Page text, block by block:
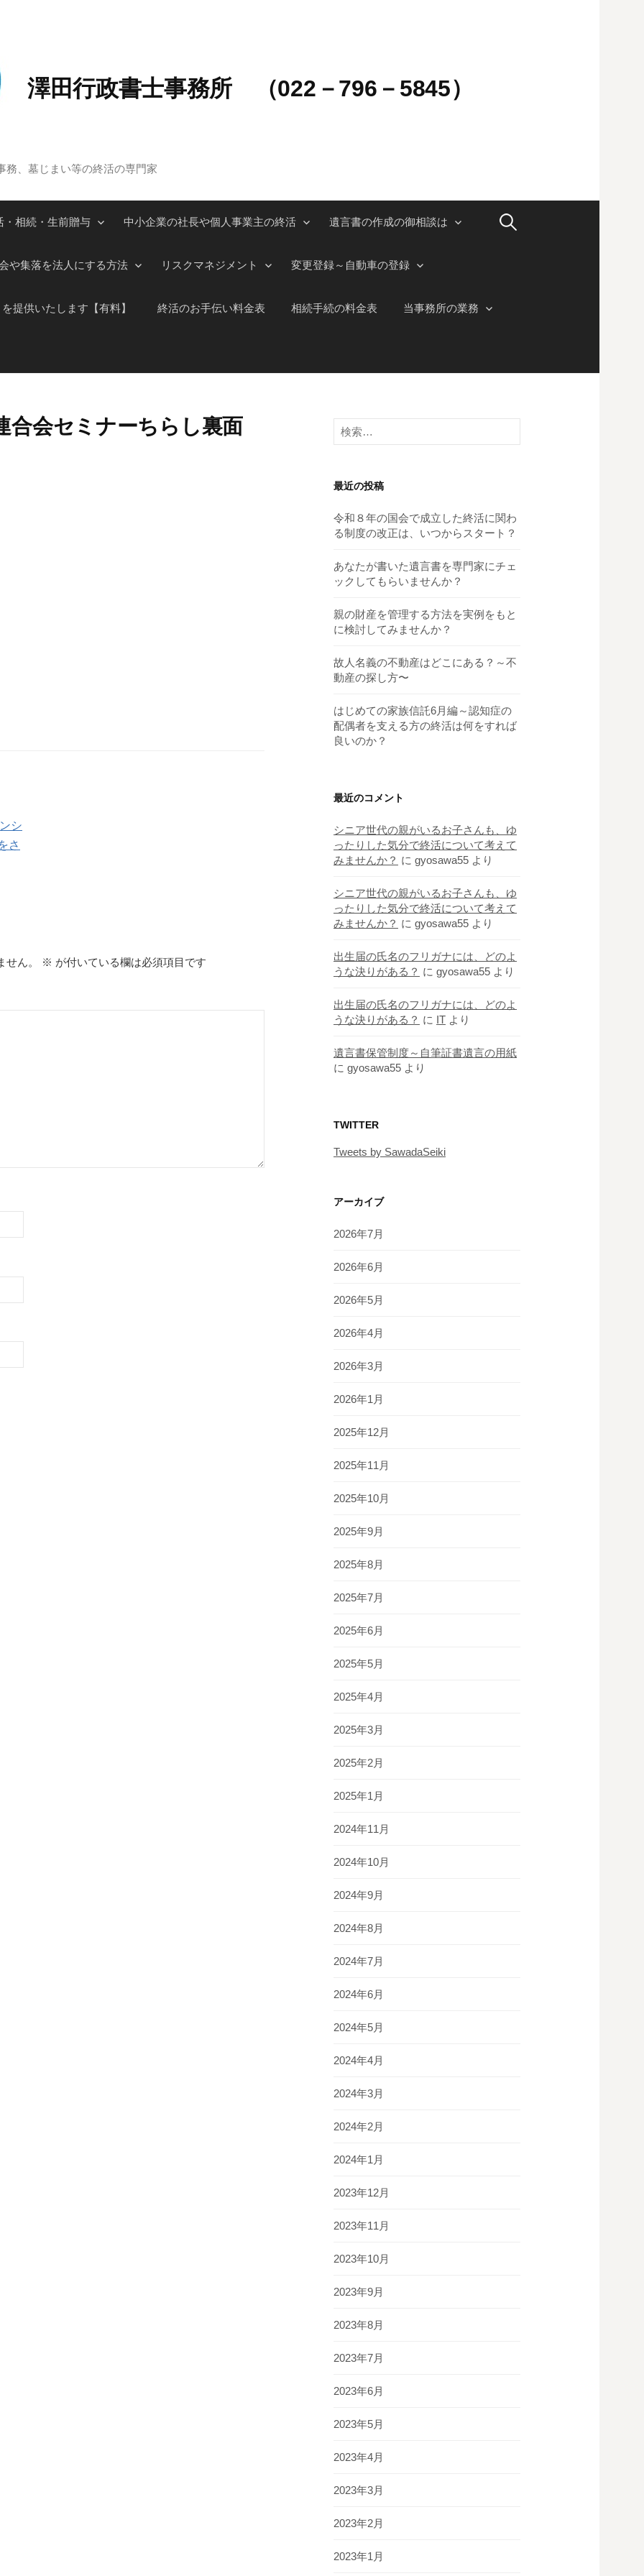
澤田行政書士事務所 （022－796－5845）
務、墓じまい等の終活の専門家
・相続・生前贈与 中小企業の社長や個人事業主の終活 遺言書の作成の御相談は
や集落を法人にする方法 リスクマネジメント 変更登録～自動車の登録
提供いたします【有料】 終活のお手伝い料金表 相続手続の料金表 当事務所の業務
検
合会セミナーちらし裏面
シ
さ
ん。 ※ が付いている欄は必須項目です
検
索:
最近の投稿
令和８年の国会で成立した終活に関わ
る制度の改正は、いつからスタート？
あなたが書いた遺言書を専門家にチェ
ックしてもらいませんか？
親の財産を管理する方法を実例をもと
に検討してみませんか？
故人名義の不動産はどこにある？～不
動産の探し方〜
はじめての家族信託6月編～認知症の
配偶者を支える方の終活は何をすれば
良いのか？
最近のコメント
シニア世代の親がいるお子さんも、ゆ
ったりした気分で終活について考えて
みませんか？ に gyosawa55 より
シニア世代の親がいるお子さんも、ゆ
ったりした気分で終活について考えて
みませんか？ に gyosawa55 より
出生届の氏名のフリガナには、どのよ
うな決りがある？ に gyosawa55 より
出生届の氏名のフリガナには、どのよ
うな決りがある？ に IT より
遺言書保管制度～自筆証書遺言の用紙
に gyosawa55 より
TWITTER
Tweets by SawadaSeiki
アーカイブ
2026年7月
2026年6月
2026年5月
2026年4月
2026年3月
2026年1月
2025年12月
2025年11月
2025年10月
2025年9月
2025年8月
2025年7月
2025年6月
2025年5月
2025年4月
2025年3月
2025年2月
2025年1月
2024年11月
2024年10月
2024年9月
2024年8月
2024年7月
2024年6月
2024年5月
2024年4月
2024年3月
2024年2月
2024年1月
2023年12月
2023年11月
2023年10月
2023年9月
2023年8月
2023年7月
2023年6月
2023年5月
2023年4月
2023年3月
2023年2月
2023年1月